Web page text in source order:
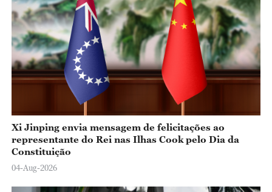
Xi Jinping envia mensagem de felicitações ao
representante do Rei nas Ilhas Cook pelo Dia da
Constituição
04-Aug-2026